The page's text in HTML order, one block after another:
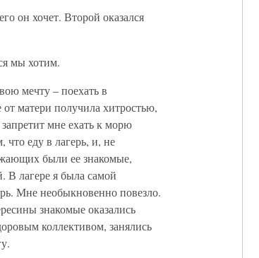
он хочет. Второй оказался
мы хотим.
мечту – поехать в
матери получила хитростью,
мне ехать к морю
еду в лагерь, и, не
были ее знакомые,
В лагере я была самой
Мне необыкновенно повезло.
знакомые оказались
коллективом, занялись